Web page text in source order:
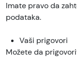
Imate pravo da
podataka.
Vaši prigovori
Možete da